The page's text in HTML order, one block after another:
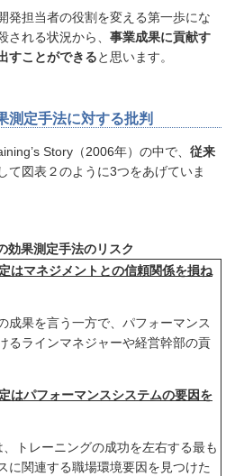
発担当者の役割を変える第一歩にな
される状況から、 事業成果に貢献す
すことができると思います。
測定手法に対する批判
Story（2006年）の中で、 従来
て図表２のように3つをあげていま
効果測定手法のリスク
はマネジメントとの信頼関係を損ね
成果を言う一方で、パフォーマンス
るラインマネジャーや経営幹部の貢
はパフォーマンスシステムの要因を
トレーニングの成功を左右する最も
に関連する職場環境要因を見つけた